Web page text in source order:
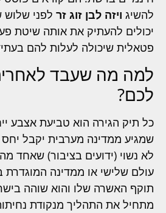
להשיג ויזה לבן זוג זר לפני שלוש
יכולים להעתיק את אותה שיטת
פטאלית שיכולה לעלות להם
למה מה שעבד
לכם?
כל תיק הגירה הוא טביעת אצבע
שמגיע ממדינה מערבית יקבל יחס
לא נשוי (ידועים בציבור) שאחד
עולם שלישי או ממדינה המוגדרת
תוקף האשרה שלו והוא שוהה
מתחיל את התהליך מנקודת